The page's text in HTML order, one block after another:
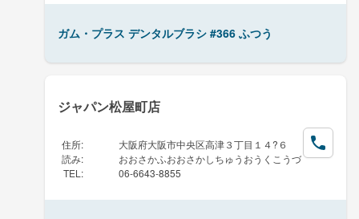
ガム・プラス デンタルブラシ #366 ふつう
ジャパン松屋町店
住所:
大阪府大阪市中央区高津３丁目１４?６
読み:
おおさかふおおさかしちゅうおうくこうづ
TEL : 06-6643-8855